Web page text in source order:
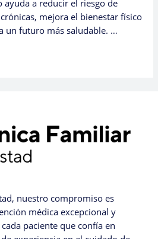
ayuda a reducir el riesgo de
mejora el bienestar físico
un futuro más saludable. …
nuestro compromiso es
médica excepcional y
paciente que confía en